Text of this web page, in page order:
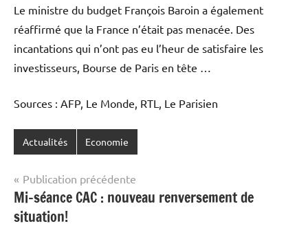
Le ministre du budget François Baroin a également
réaffirmé que la France n’était pas menacée. Des
incantations qui n’ont pas eu l’heur de satisfaire les
investisseurs, Bourse de Paris en tête …
Sources : AFP, Le Monde, RTL, Le Parisien
Actualités Economie
Navigation
de
l’article
Publication précédente
Mi-séance CAC : nouveau renversement de
situation!